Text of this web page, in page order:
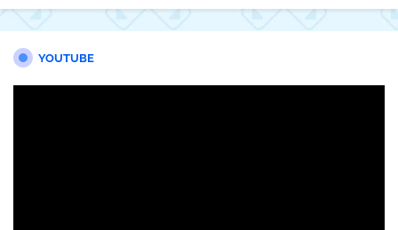
YOUTUBE